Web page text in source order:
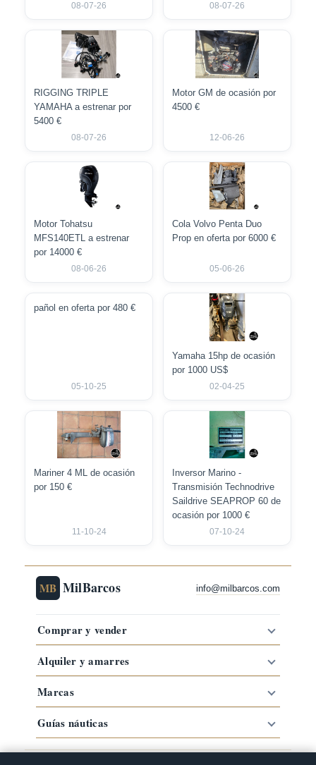
08-07-26 08-07-26
RIGGING TRIPLE
YAMAHA a estrenar por
5400 €
08-07-26
Motor GM de ocasión por
4500 €
12-06-26
Motor Tohatsu
MFS140ETL a estrenar
por 14000 €
08-06-26
Cola Volvo Penta Duo
Prop en oferta por 6000 €
05-06-26
pañol en oferta por 480 €
05-10-25
Yamaha 15hp de ocasión
por 1000 US$
02-04-25
Mariner 4 ML de ocasión
por 150 €
11-10-24
Inversor Marino -
Transmisión Technodrive
Saildrive SEAPROP 60 de
ocasión por 1000 €
07-10-24
MB MilBarcos info@milbarcos.com
Comprar y vender
Alquiler y amarres
Marcas
Guías náuticas